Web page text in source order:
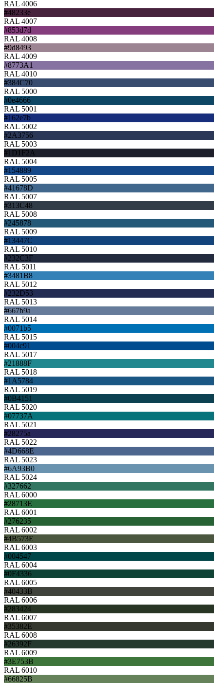
RAL 4006
#48233e
RAL 4007
#853d7d
RAL 4008
#9d8493
RAL 4009
#8773A1
RAL 4010
#384C70
RAL 5000
#0e4666
RAL 5001
#162e7b
RAL 5002
#2A3756
RAL 5003
#1D1F2A
RAL 5004
#154889
RAL 5005
#41678D
RAL 5007
#313C48
RAL 5008
#245878
RAL 5009
#13447C
RAL 5010
#232C3F
RAL 5011
#3481B8
RAL 5012
#232D53
RAL 5013
#667b9a
RAL 5014
#0071b5
RAL 5015
#004c91
RAL 5017
#21888F
RAL 5018
#1A5784
RAL 5019
#0B4151
RAL 5020
#07737A
RAL 5021
#28275a
RAL 5022
#4D668E
RAL 5023
#6A93B0
RAL 5024
#327662
RAL 6000
#28713E
RAL 6001
#276235
RAL 6002
#4B573E
RAL 6003
#004547
RAL 6004
#0F4336
RAL 6005
#40433B
RAL 6006
#283424
RAL 6007
#35382E
RAL 6008
#26392F
RAL 6009
#3E753B
RAL 6010
#66825B